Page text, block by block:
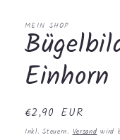
MEIN SHOP
Einhorn
Normaler
Preis
€2,90 EUR
Inkl. Steuern.Versandwird